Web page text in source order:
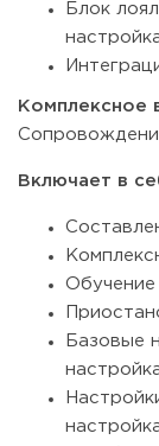
Блок
Комплексное
Включает в
Обучение
Базовые